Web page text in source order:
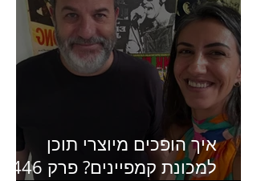
הבנצ׳מרק הראשון
לפעילות משפיענים- פרק
445 עם לינוי יחזקאל אלבו
מנכ״לית Humanz ישראל
איך הופכים מיוצרי תוכן
למכונת קמפיינים? פרק 446